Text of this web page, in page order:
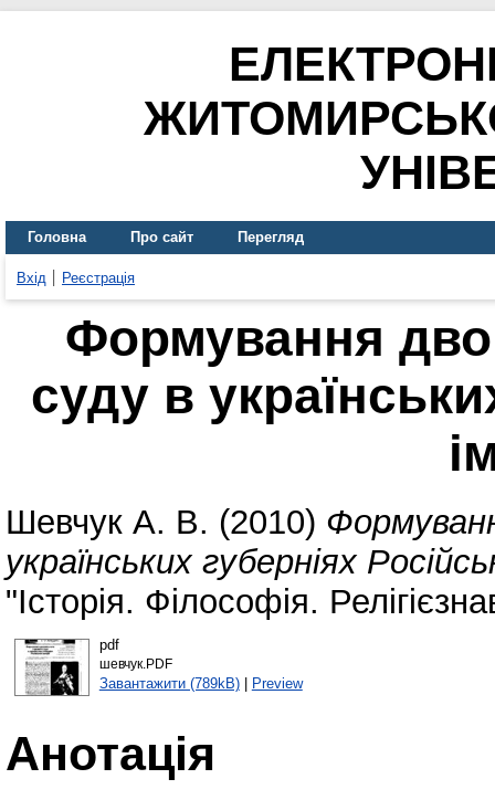
Головна Про сайт Перегляд
Вхід Реєстрація
Формування
суду в
Шевчук А. В. (2010)
українських губерніях
"Історія. Філософія.
pdf
шевчук.PDF
Завантажити (789kB)| Preview
Анотація